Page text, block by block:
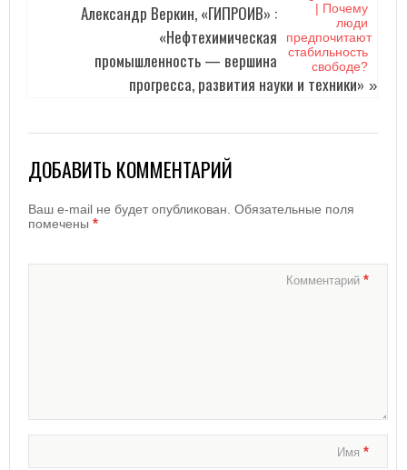
Александр Веркин, «ГИПРОИВ» :
«Нефтехимическая
промышленность — вершина
прогресса, развития науки и техники» »
ДОБАВИТЬ КОММЕНТАРИЙ
Ваш e-mail не будет опубликован. Обязательные поля
помечены *
Комментарий*
Имя*